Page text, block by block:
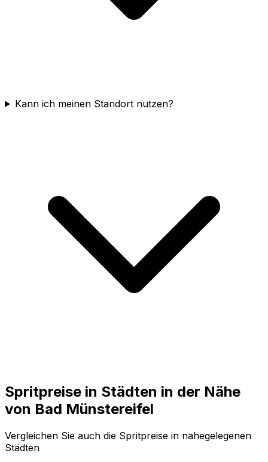
Kann ich meinen Standort nutzen?
Spritpreise in Städten in der Nähe
von Bad Münstereifel
Vergleichen Sie auch die Spritpreise in nahegelegenen
Städten